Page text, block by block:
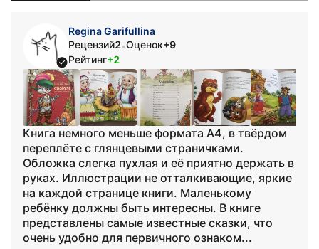
Regina Garifullina
Рецензий2•Оценок+9
Рейтинг+2
Книга немного меньше формата А4, в твёрдом
переплёте с глянцевыми страничками.
Обложка слегка пухлая и её приятно держать в
руках. Иллюстрации не отталкивающие, яркие
на каждой странице книги. Маленькому
ребёнку должны быть интересны. В книге
представлены самые известные сказки, что
очень удобно для первичного ознаком...